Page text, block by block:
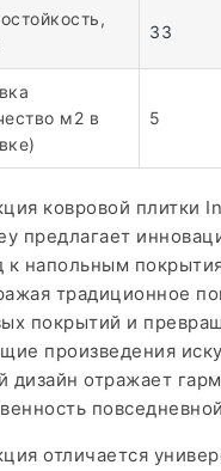
33
м2 в
5
ковровой плитки
предлагает
к напольным
традиционное
покрытий и
произведения
дизайн отражает
отличается